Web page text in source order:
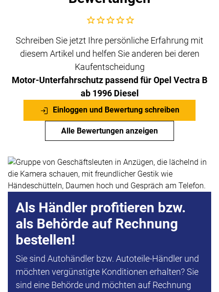
Noch keine Bewertungen abgegeben
Schreiben Sie jetzt Ihre persönliche Erfahrung mit
diesem Artikel und helfen Sie anderen bei deren
Kaufentscheidung
Motor-Unterfahrschutz passend für Opel Vectra B
ab 1996 Diesel
Einloggen und Bewertung schreiben
Alle Bewertungen anzeigen
Als Händler profitieren bzw.
als Behörde auf Rechnung
bestellen!
Sie sind Autohändler bzw. Autoteile-Händler und
möchten vergünstigte Konditionen erhalten? Sie
sind eine Behörde und möchten auf Rechnung